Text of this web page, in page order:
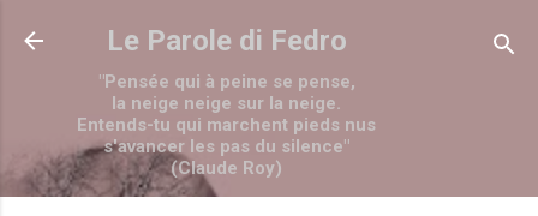
Passa ai contenuti principali
Le Parole di Fedro
"Pensée qui à peine se pense,
la neige neige sur la neige.
Entends-tu qui marchent pieds nus
s'avancer les pas du silence"
(Claude Roy)